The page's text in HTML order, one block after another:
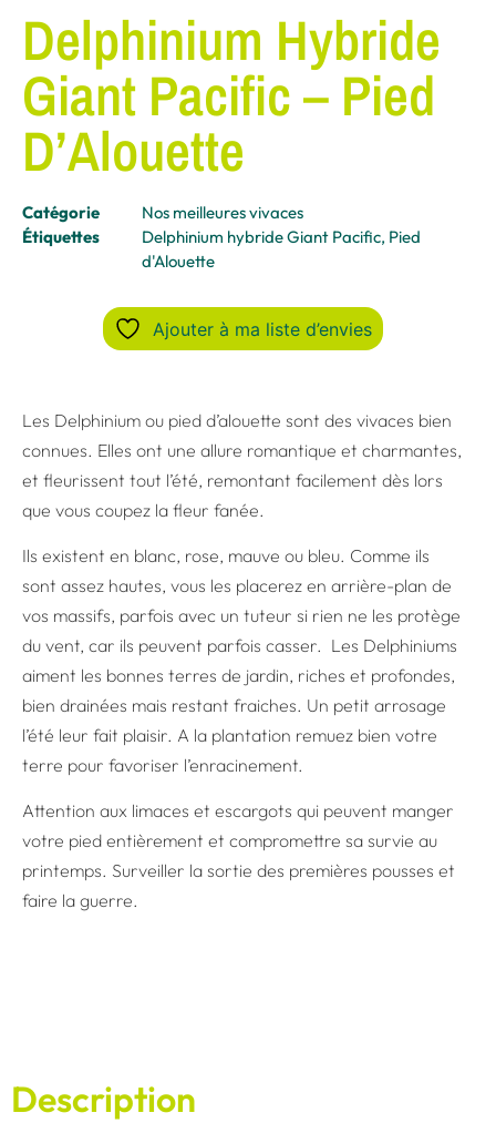
Delphinium Hybride
Giant Pacific – Pied
D’Alouette
Catégorie
Nos meilleures vivaces
Étiquettes
Delphinium hybride Giant Pacific, Pied
d'Alouette
Ajouter à ma liste d’envies
Les Delphinium ou pied d’alouette sont des vivaces bien
connues. Elles ont une allure romantique et charmantes,
et fleurissent tout l’été, remontant facilement dès lors
que vous coupez la fleur fanée.
Ils existent en blanc, rose, mauve ou bleu. Comme ils
sont assez hautes, vous les placerez en arrière-plan de
vos massifs, parfois avec un tuteur si rien ne les protège
du vent, car ils peuvent parfois casser. Les Delphiniums
aiment les bonnes terres de jardin, riches et profondes,
bien drainées mais restant fraiches. Un petit arrosage
l’été leur fait plaisir. A la plantation remuez bien votre
terre pour favoriser l’enracinement.
Attention aux limaces et escargots qui peuvent manger
votre pied entièrement et compromettre sa survie au
printemps. Surveiller la sortie des premières pousses et
faire la guerre.
Description